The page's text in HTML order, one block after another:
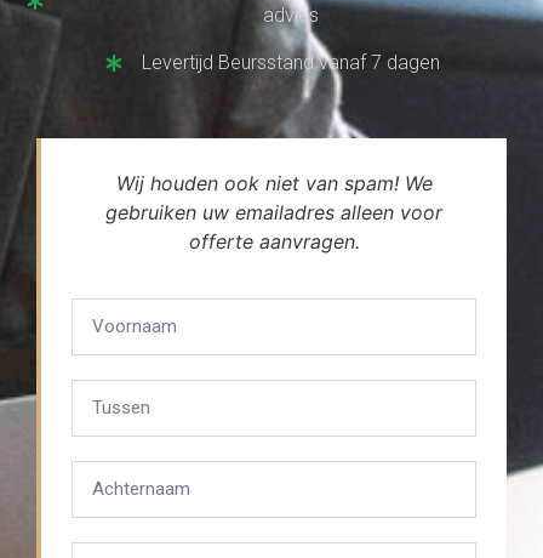
advies
Levertijd Beursstand vanaf 7 dagen
Wij houden ook niet van spam! We
gebruiken uw emailadres alleen voor
offerte aanvragen.